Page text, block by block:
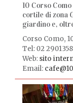
10 Corso
cortile di zona
giardino e,
Corso Como,
Tel: 02
Web: sito
Email: